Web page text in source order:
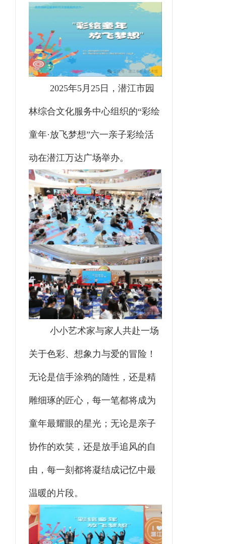
2025年5月25日，潜江市园
林综合文化服务中心组织的“彩绘
童年·放飞梦想”六一亲子彩绘活
动在潜江万达广场举办。
小小艺术家与家人共赴一场
关于色彩、想象力与爱的冒险！
无论是信手涂鸦的随性，还是精
雕细琢的匠心，每一笔都将成为
童年最耀眼的星光；无论是亲子
协作的欢笑，还是放手追风的自
由，每一刻都将凝结成记忆中最
温暖的片段。